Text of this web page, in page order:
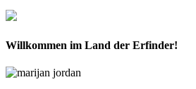
Willkommen im Land der Erfinder!